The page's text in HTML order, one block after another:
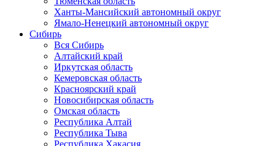
Ханты-Мансийский автономный округ
Ямало-Ненецкий автономный округ
Сибирь
Вся Сибирь
Алтайский край
Иркутская область
Кемеровская область
Красноярский край
Новосибирская область
Омская область
Республика Алтай
Республика Тыва
Республика Хакасия